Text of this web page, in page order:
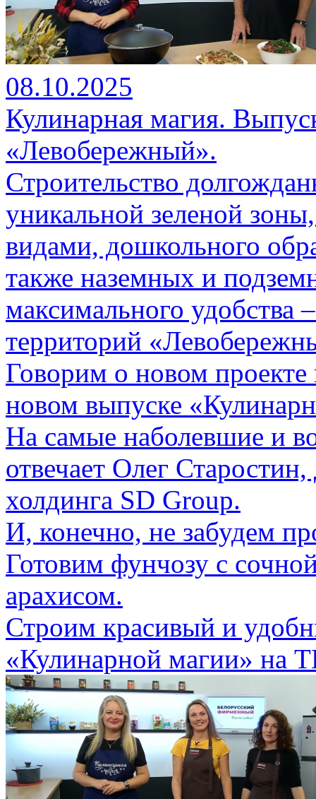
08.10.2025
Кулинарная магия.
«Левобережный».
Строительство
уникальной зеленой
видами, дошкольного
также наземных и
максимального удобства
территорий
Говорим о новом
новом выпуске
На самые наболевшие и
отвечает Олег
холдинга SD Group.
И, конечно, не забудем
Готовим фунчозу с
арахисом.
Строим красивый и
«Кулинарной магии» на